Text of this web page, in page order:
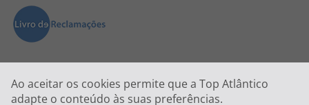
Ao aceitar os cookies permite que a Top Atlântico
adapte o conteúdo às suas preferências.